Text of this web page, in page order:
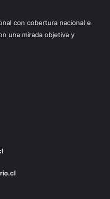
con cobertura nacional e
una mirada objetiva y